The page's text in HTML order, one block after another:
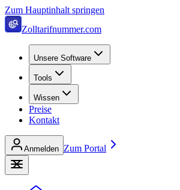
Zum Hauptinhalt springen
Zolltarifnummer.com
Unsere Software
Tools
Wissen
Preise
Kontakt
Anmelden Zum Portal